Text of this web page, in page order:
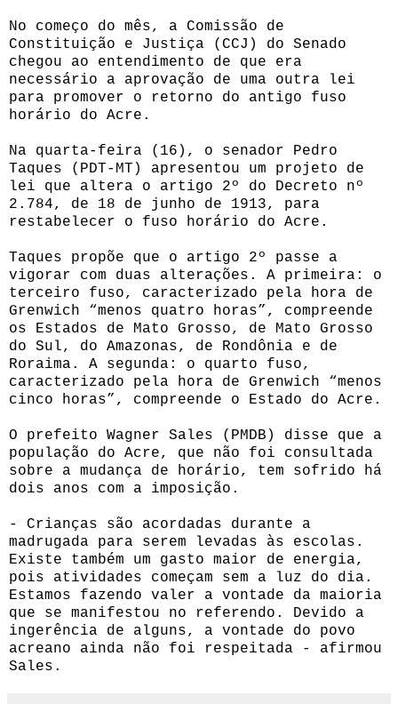
No começo do mês, a Comissão de
Constituição e Justiça (CCJ) do Senado
chegou ao entendimento de que era
necessário a aprovação de uma outra lei
para promover o retorno do antigo fuso
horário do Acre.
Na quarta-feira (16), o senador Pedro
Taques (PDT-MT) apresentou um projeto de
lei que altera o artigo 2º do Decreto nº
2.784, de 18 de junho de 1913, para
restabelecer o fuso horário do Acre.
Taques propõe que o artigo 2º passe a
vigorar com duas alterações. A primeira: o
terceiro fuso, caracterizado pela hora de
Grenwich “menos quatro horas”, compreende
os Estados de Mato Grosso, de Mato Grosso
do Sul, do Amazonas, de Rondônia e de
Roraima. A segunda: o quarto fuso,
caracterizado pela hora de Grenwich “menos
cinco horas”, compreende o Estado do Acre.
O prefeito Wagner Sales (PMDB) disse que a
população do Acre, que não foi consultada
sobre a mudança de horário, tem sofrido há
dois anos com a imposição.
- Crianças são acordadas durante a
madrugada para serem levadas às escolas.
Existe também um gasto maior de energia,
pois atividades começam sem a luz do dia.
Estamos fazendo valer a vontade da maioria
que se manifestou no referendo. Devido a
ingerência de alguns, a vontade do povo
acreano ainda não foi respeitada - afirmou
Sales.